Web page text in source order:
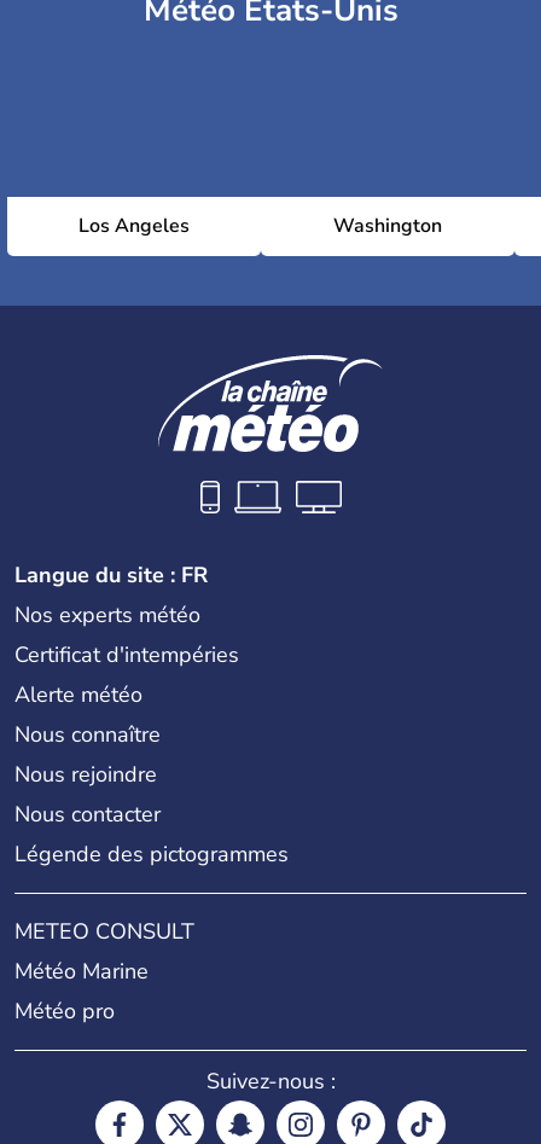
Météo Etats-Unis
Los Angeles Washington
Langue du site : FR
Nos experts météo
Certificat d'intempéries
Alerte météo
Nous connaître
Nous rejoindre
Nous contacter
Légende des pictogrammes
METEO CONSULT
Météo Marine
Météo pro
Suivez-nous :